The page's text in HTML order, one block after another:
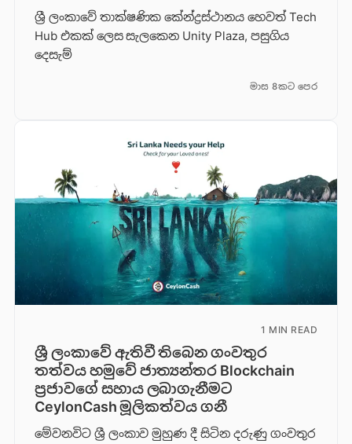
ශ්‍රී ලංකාවේ තාක්ෂණික කේන්ද්‍රස්ථානය හෙවත් Tech
Hub එකක් ලෙස සැලකෙන Unity Plaza, පසුගිය
දෙසැම්
මාස 8කට පෙර
1 MIN READ
ශ්‍රී ලංකාවේ ඇතිවී තිබෙන ගංවතුර
තත්වය හමුවේ ජාත්‍යන්තර Blockchain
ප්‍රජාවගේ සහාය ලබාගැනීමට
CeylonCash මූලිකත්වය ග​නී
මේවනවිට ශ්‍රී ලංකාව මුහුණ දී සිටින දරුණු ගංවතුර